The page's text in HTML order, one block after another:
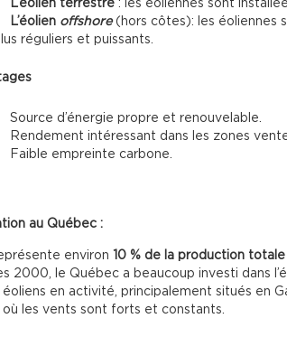
L’éolien terrestre : les éoliennes sont
L’éolien offshore(hors côtes): les éoliennes
réguliers et puissants.
Source d’énergie propre et renouvelable.
Rendement intéressant dans les zones
Faible empreinte carbone.
au Québec :
environ 10 % de la production
2000, le Québec a beaucoup investi dans
éoliens en activité, principalement situés en
où les vents sont forts et constants.